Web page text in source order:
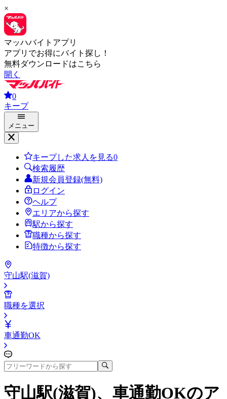
×
マッハバイトアプリ
アプリでお得にバイト探し！
無料ダウンロードはこちら
開く
0
キープ
メニュー
キープした求人を見る0
検索履歴
新規会員登録(無料)
ログイン
ヘルプ
エリアから探す
駅から探す
職種から探す
特徴から探す
守山駅(滋賀)
職種を選択
車通勤OK
守山駅(滋賀)、車通勤OKのア